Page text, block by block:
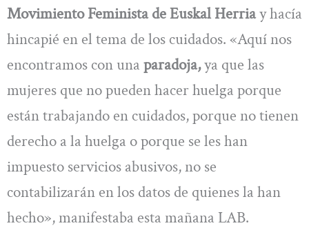
Movimiento Feminista de Euskal Herriay hacía
hincapié en el tema de los cuidados. «Aquí nos
encontramos con una paradoja,ya que las
mujeres que no pueden hacer huelga porque
están trabajando en cuidados, porque no tienen
derecho a la huelga o porque se les han
impuesto servicios abusivos, no se
contabilizarán en los datos de quienes la han
hecho», manifestaba esta mañana LAB.